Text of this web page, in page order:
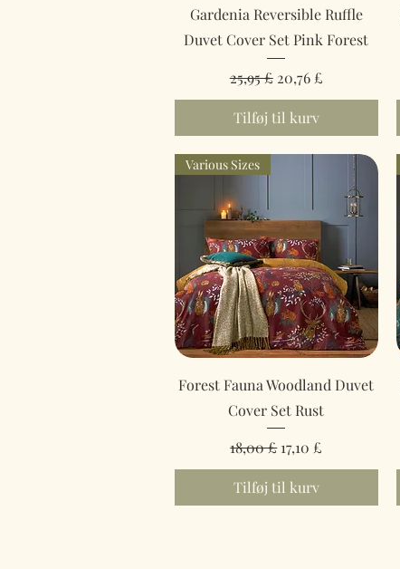
Hurtigvisning
Gardenia Reversible Ruffle
Duvet Cover Set Pink Forest
Regulær pris
25,95 £ Salgspris
20,76 £
Tilføj til kurv
Hurtigvisning
Various Sizes
Forest Fauna Woodland Duvet
Cover Set Rust
Regulær pris
18,00 £ Salgspris
17,10 £
Tilføj til kurv